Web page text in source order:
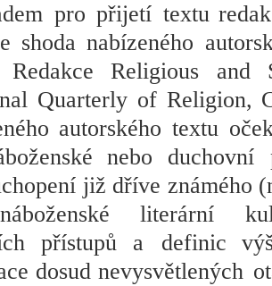
pro přijetí textu
shoda nabízeného
Religious and
Quarterly of Religion,
autorského textu
nebo duchovní
již dříve známého
náboženské
literární
přístupů a definic
dosud nevysvětlených